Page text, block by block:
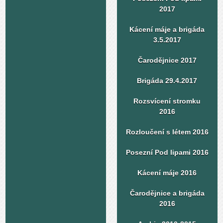
2017
Kácení máje a brigáda
3.5.2017
Čarodějnice 2017
Brigáda 29.4.2017
Rozsvícení stromku
2016
Rozloučení s létem 2016
Posezní Pod lipami 2016
Kácení máje 2016
Čarodějnice a brigáda
2016